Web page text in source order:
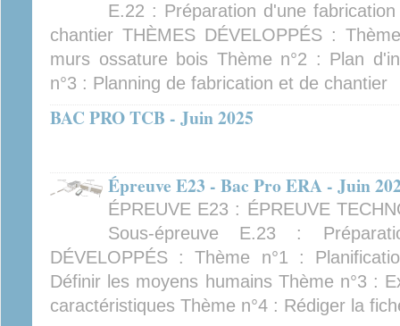
E.22 : Préparation d'une
chantier THÈMES DÉVELOPPÉS :
murs ossature bois Thème n°2 : Plan
n°3 : Planning de fabrication et de chantier
BAC PRO TCB - Juin 2025
Épreuve E23 - Bac Pro ERA - Juin
ÉPREUVE E23 : ÉPREUVE
Sous-épreuve E.23 :
DÉVELOPPÉS : Thème n°1 :
Définir les moyens humains Thème n°3 :
caractéristiques Thème n°4 : Rédiger la